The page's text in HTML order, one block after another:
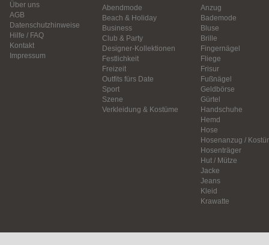
Über uns
AGB
Datenschutzhinweise
Hilfe / FAQ
Kontakt
Impressum
Abendmode
Beach & Holiday
Business
Club & Party
Designer-Kollektionen
Festlichkeit
Freizeit
Outfits fürs Date
Sport
Szene
Verkleidung & Kostüme
Anzug
Bademode
Bluse
Brille
Fingernägel
Fliege
Frisur
Fußnägel
Geldbörse
Gürtel
Handschuhe
Hemd
Hose
Hosenanzug /
Hosenträger
Hut / Mütze
Jacke
Jeans
Kleid
Krawatte